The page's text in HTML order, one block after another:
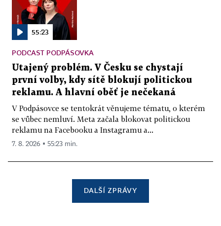
55:23
PODCAST PODPÁSOVKA
Utajený problém. V Česku se chystají
první volby, kdy sítě blokují politickou
reklamu. A hlavní oběť je nečekaná
V Podpásovce se tentokrát věnujeme tématu, o kterém
se vůbec nemluví. Meta začala blokovat politickou
reklamu na Facebooku a Instagramu a...
7. 8. 2026 ▪ 55:23 min.
DALŠÍ ZPRÁVY